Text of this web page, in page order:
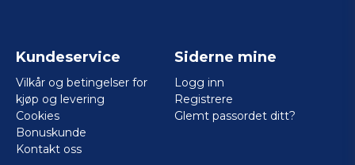
Kundeservice
Vilkår og betingelser for
kjøp og levering
Cookies
Bonuskunde
Kontakt oss
Siderne mine
Logg inn
Registrere
Glemt passordet ditt?